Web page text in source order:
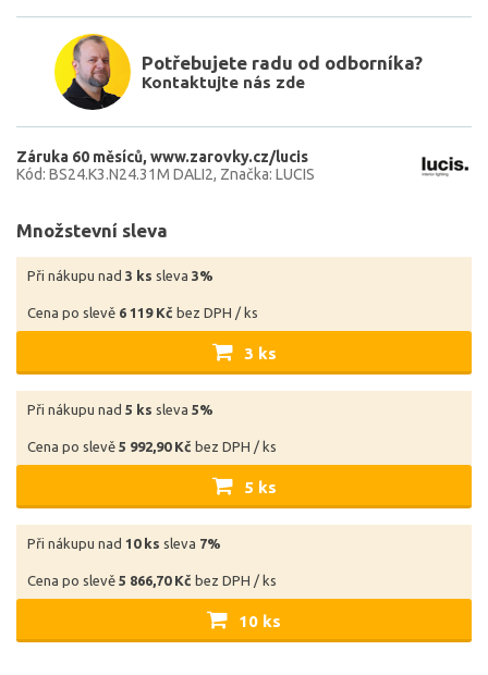
Potřebujete radu od odborníka?
Kontaktujte nás zde
Záruka 60 měsíců www.zarovky.cz/lucis
Kód: BS24.K3.N24.31M DALI2 Značka: LUCIS
Množstevní sleva
Při nákupu nad 3 ks sleva 3%
Cena po slevě 6 119 Kč bez DPH / ks
3 ks
Při nákupu nad 5 ks sleva 5%
Cena po slevě 5 992,90 Kč bez DPH / ks
5 ks
Při nákupu nad 10 ks sleva 7%
Cena po slevě 5 866,70 Kč bez DPH / ks
10 ks